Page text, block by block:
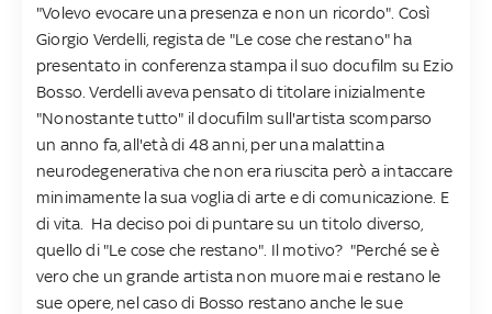
"Volevo evocare una presenza e non un ricordo". Così
Giorgio Verdelli, regista de "Le cose che restano" ha
presentato in conferenza stampa il suo docufilm su Ezio
Bosso. Verdelli aveva pensato di titolare inizialmente
"Nonostante tutto" il docufilm sull'artista scomparso
un anno fa, all'età di 48 anni, per una malattina
neurodegenerativa che non era riuscita però a intaccare
minimamente la sua voglia di arte e di comunicazione. E
di vita. Ha deciso poi di puntare su un titolo diverso,
quello di "Le cose che restano". Il motivo? "Perché se è
vero che un grande artista non muore mai e restano le
sue opere, nel caso di Bosso restano anche le sue